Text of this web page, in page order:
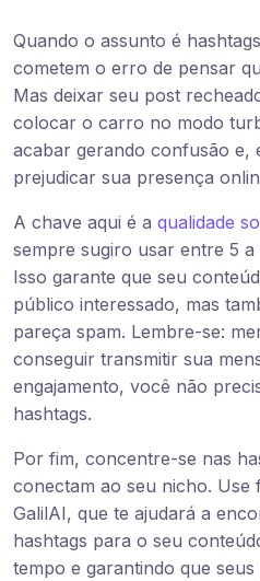
Quando o assunto é
cometem o erro de pensar
Mas deixar seu post
colocar o carro no modo
acabar gerando confusão e,
prejudicar sua presença
A chave aqui é a qualidade
sempre sugiro usar entre 5 a
Isso garante que seu
público interessado, mas
pareça spam. Lembre-se:
conseguir transmitir sua
engajamento, você não
hashtags.
Por fim, concentre-se nas
conectam ao seu nicho. Use
GalilAI, que te ajudará a
hashtags para o seu
tempo e garantindo que